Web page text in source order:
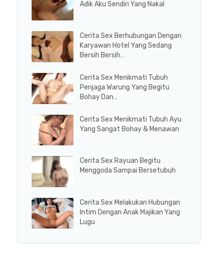
Adik Aku Sendiri Yang Nakal
Cerita Sex Berhubungan Dengan
Karyawan Hotel Yang Sedang
Bersih Bersih…
Cerita Sex Menikmati Tubuh
Penjaga Warung Yang Begitu
Bohay Dan…
Cerita Sex Menikmati Tubuh Ayu
Yang Sangat Bohay & Menawan
Cerita Sex Rayuan Begitu
Menggoda Sampai Bersetubuh
Cerita Sex Melakukan Hubungan
Intim Dengan Anak Majikan Yang
Lugu